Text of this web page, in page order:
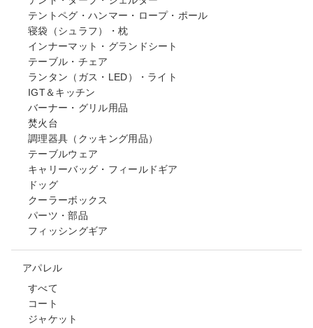
テントペグ・ハンマー・ロープ・ポール
寝袋（シュラフ）・枕
インナーマット・グランドシート
テーブル・チェア
ランタン（ガス・LED）・ライト
IGT＆キッチン
バーナー・グリル用品
焚火台
調理器具（クッキング用品）
テーブルウェア
キャリーバッグ・フィールドギア
ドッグ
クーラーボックス
パーツ・部品
フィッシングギア
アパレル
すべて
コート
ジャケット